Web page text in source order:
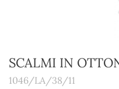
SCALMI IN
1046/LA/38/11